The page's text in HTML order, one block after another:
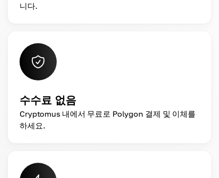
니다.
수수료 없음
Cryptomus 내에서 무료로 Polygon 결제 및 이체를
하세요.